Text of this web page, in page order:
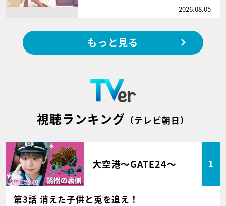
2026.08.05
もっと見る
視聴ランキング （テレビ朝日）
大空港～GATE24～ 1
第3話 消えた子供と兎を追え！